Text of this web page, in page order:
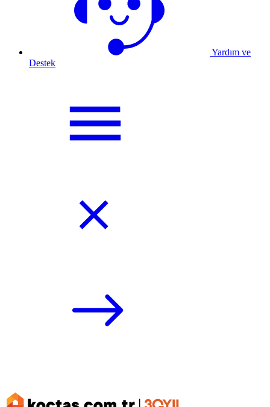
Yardım ve
Destek